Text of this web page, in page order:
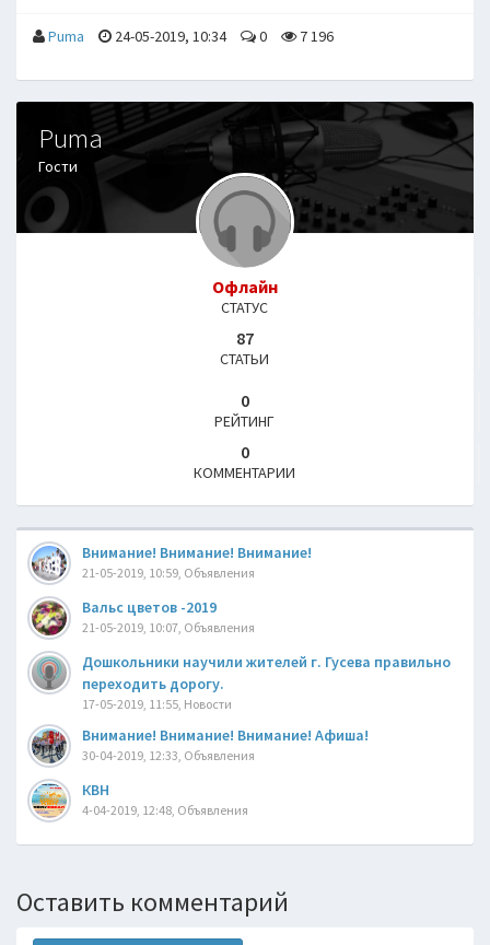
Puma 24-05-2019, 10:34 0 7 196
Puma
Гости
Офлайн
СТАТУС
87
СТАТЬИ
0
РЕЙТИНГ
0
КОММЕНТАРИИ
Bнимaние! Bнимaние! Bнимaние!
21-05-2019, 10:59, Объявления
Вальс цветов -2019
21-05-2019, 10:07, Объявления
Дошкольники научили жителей г. Гусева правильно
переходить дорогу.
17-05-2019, 11:55, Новости
Внимание! Внимание! Внимание! Афиша!
30-04-2019, 12:33, Объявления
КВН
4-04-2019, 12:48, Объявления
Оставить комментарий